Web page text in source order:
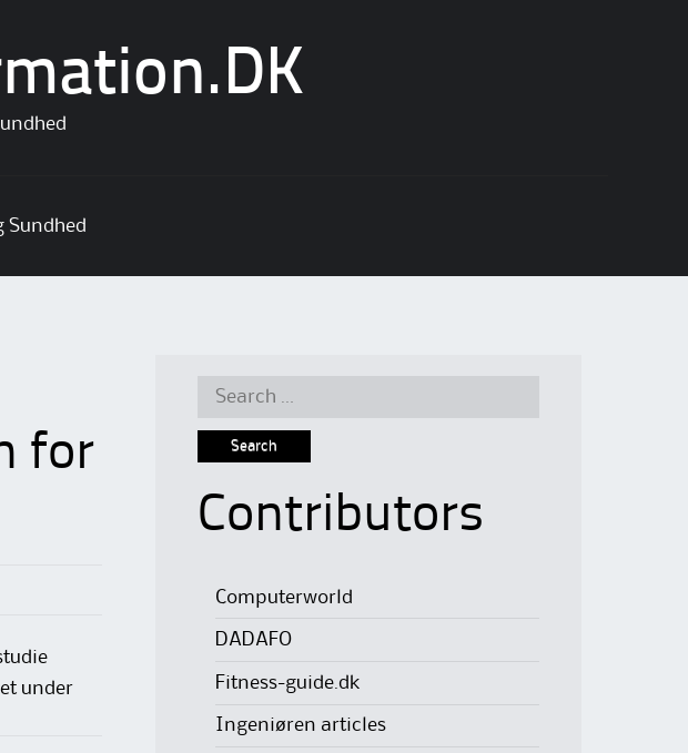
Sundhed
for
under
Search
Contributors
Computerworld
DADAFO
Fitness-guide.dk
Ingeniøren articles